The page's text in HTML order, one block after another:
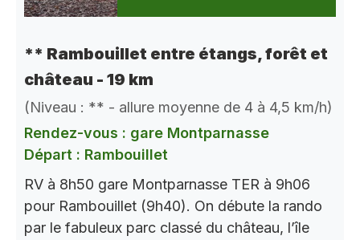
** Rambouillet entre étangs, forêt et
château - 19 km
(Niveau : ** - allure moyenne de 4 à 4,5 km/h)
Rendez-vous : gare Montparnasse
Départ : Rambouillet
RV à 8h50 gare Montparnasse TER à 9h06
pour Rambouillet (9h40). On débute la rando
par le fabuleux parc classé du château, l’île